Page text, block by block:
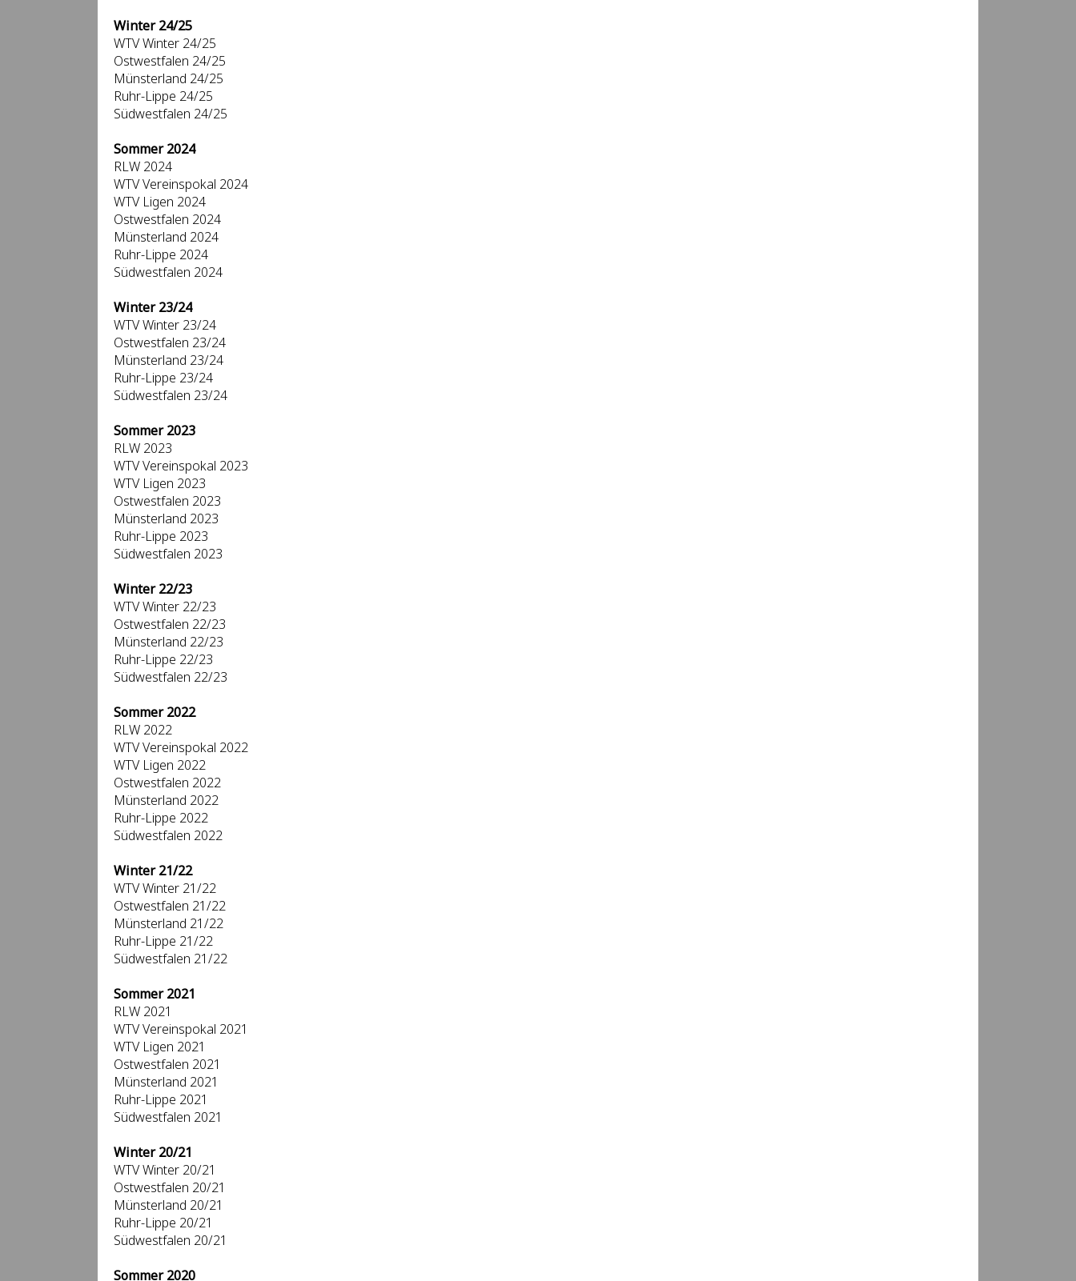
Winter 24/25
WTV Winter 24/25
Ostwestfalen 24/25
Münsterland 24/25
Ruhr-Lippe 24/25
Südwestfalen 24/25
Sommer 2024
RLW 2024
WTV Vereinspokal 2024
WTV Ligen 2024
Ostwestfalen 2024
Münsterland 2024
Ruhr-Lippe 2024
Südwestfalen 2024
Winter 23/24
WTV Winter 23/24
Ostwestfalen 23/24
Münsterland 23/24
Ruhr-Lippe 23/24
Südwestfalen 23/24
Sommer 2023
RLW 2023
WTV Vereinspokal 2023
WTV Ligen 2023
Ostwestfalen 2023
Münsterland 2023
Ruhr-Lippe 2023
Südwestfalen 2023
Winter 22/23
WTV Winter 22/23
Ostwestfalen 22/23
Münsterland 22/23
Ruhr-Lippe 22/23
Südwestfalen 22/23
Sommer 2022
RLW 2022
WTV Vereinspokal 2022
WTV Ligen 2022
Ostwestfalen 2022
Münsterland 2022
Ruhr-Lippe 2022
Südwestfalen 2022
Winter 21/22
WTV Winter 21/22
Ostwestfalen 21/22
Münsterland 21/22
Ruhr-Lippe 21/22
Südwestfalen 21/22
Sommer 2021
RLW 2021
WTV Vereinspokal 2021
WTV Ligen 2021
Ostwestfalen 2021
Münsterland 2021
Ruhr-Lippe 2021
Südwestfalen 2021
Winter 20/21
WTV Winter 20/21
Ostwestfalen 20/21
Münsterland 20/21
Ruhr-Lippe 20/21
Südwestfalen 20/21
Sommer 2020